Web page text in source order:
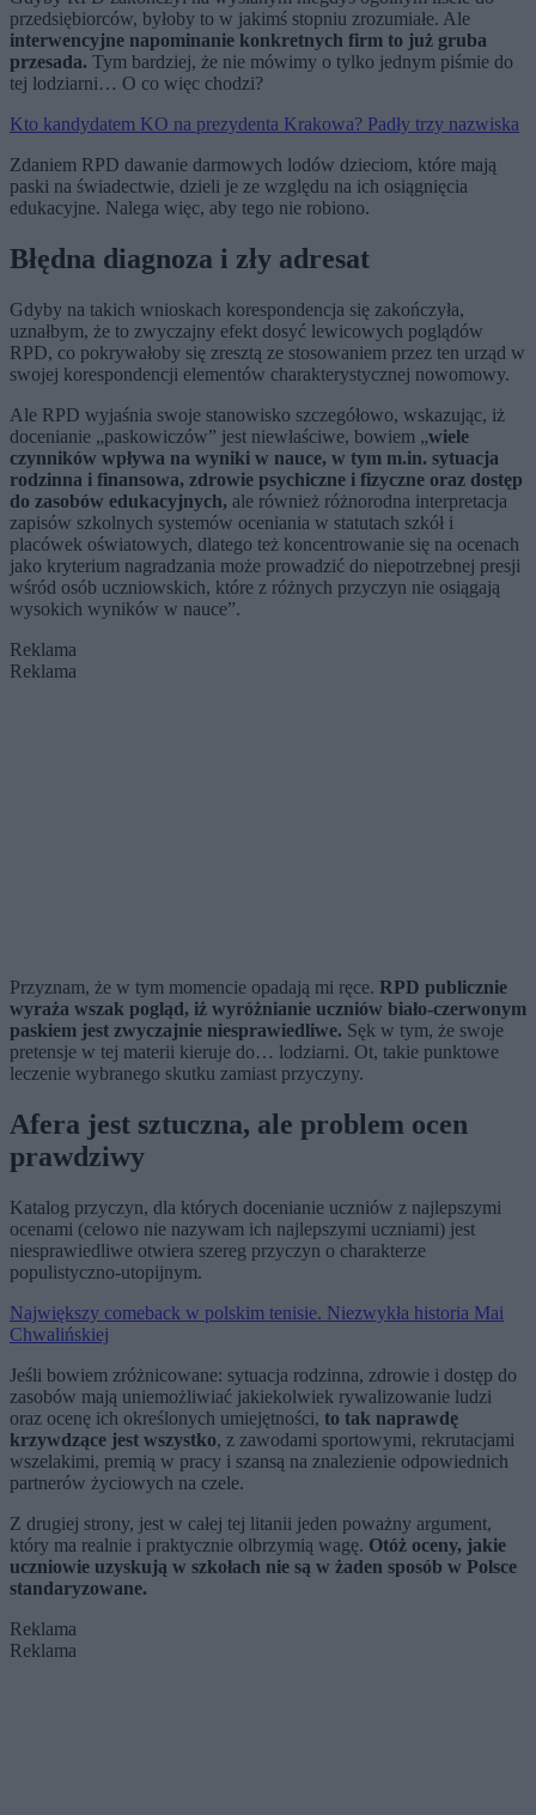
przedsiębiorców, byłoby to w jakimś stopniu zrozumiałe. Ale
interwencyjne napominanie konkretnych firm to już gruba
przesada. Tym bardziej, że nie mówimy o tylko jednym piśmie do
tej lodziarni… O co więc chodzi?
Kto kandydatem KO na prezydenta Krakowa? Padły trzy nazwiska
Zdaniem RPD dawanie darmowych lodów dzieciom, które mają
paski na świadectwie, dzieli je ze względu na ich osiągnięcia
edukacyjne. Nalega więc, aby tego nie robiono.
Błędna diagnoza i zły adresat
Gdyby na takich wnioskach korespondencja się zakończyła,
uznałbym, że to zwyczajny efekt dosyć lewicowych poglądów
RPD, co pokrywałoby się zresztą ze stosowaniem przez ten urząd w
swojej korespondencji elementów charakterystycznej nowomowy.
Ale RPD wyjaśnia swoje stanowisko szczegółowo, wskazując, iż
docenianie „paskowiczów” jest niewłaściwe, bowiem „wiele
czynników wpływa na wyniki w nauce, w tym m.in. sytuacja
rodzinna i finansowa, zdrowie psychiczne i fizyczne oraz dostęp
do zasobów edukacyjnych, ale również różnorodna interpretacja
zapisów szkolnych systemów oceniania w statutach szkół i
placówek oświatowych, dlatego też koncentrowanie się na ocenach
jako kryterium nagradzania może prowadzić do niepotrzebnej presji
wśród osób uczniowskich, które z różnych przyczyn nie osiągają
wysokich wyników w nauce”.
Reklama
Reklama
Przyznam, że w tym momencie opadają mi ręce. RPD publicznie
wyraża wszak pogląd, iż wyróżnianie uczniów biało-czerwonym
paskiem jest zwyczajnie niesprawiedliwe. Sęk w tym, że swoje
pretensje w tej materii kieruje do… lodziarni. Ot, takie punktowe
leczenie wybranego skutku zamiast przyczyny.
Afera jest sztuczna, ale problem ocen
prawdziwy
Katalog przyczyn, dla których docenianie uczniów z najlepszymi
ocenami (celowo nie nazywam ich najlepszymi uczniami) jest
niesprawiedliwe otwiera szereg przyczyn o charakterze
populistyczno-utopijnym.
Największy comeback w polskim tenisie. Niezwykła historia Mai
Chwalińskiej
Jeśli bowiem zróżnicowane: sytuacja rodzinna, zdrowie i dostęp do
zasobów mają uniemożliwiać jakiekolwiek rywalizowanie ludzi
oraz ocenę ich określonych umiejętności, to tak naprawdę
krzywdzące jest wszystko, z zawodami sportowymi, rekrutacjami
wszelakimi, premią w pracy i szansą na znalezienie odpowiednich
partnerów życiowych na czele.
Z drugiej strony, jest w całej tej litanii jeden poważny argument,
który ma realnie i praktycznie olbrzymią wagę. Otóż oceny, jakie
uczniowie uzyskują w szkołach nie są w żaden sposób w Polsce
standaryzowane.
Reklama
Reklama